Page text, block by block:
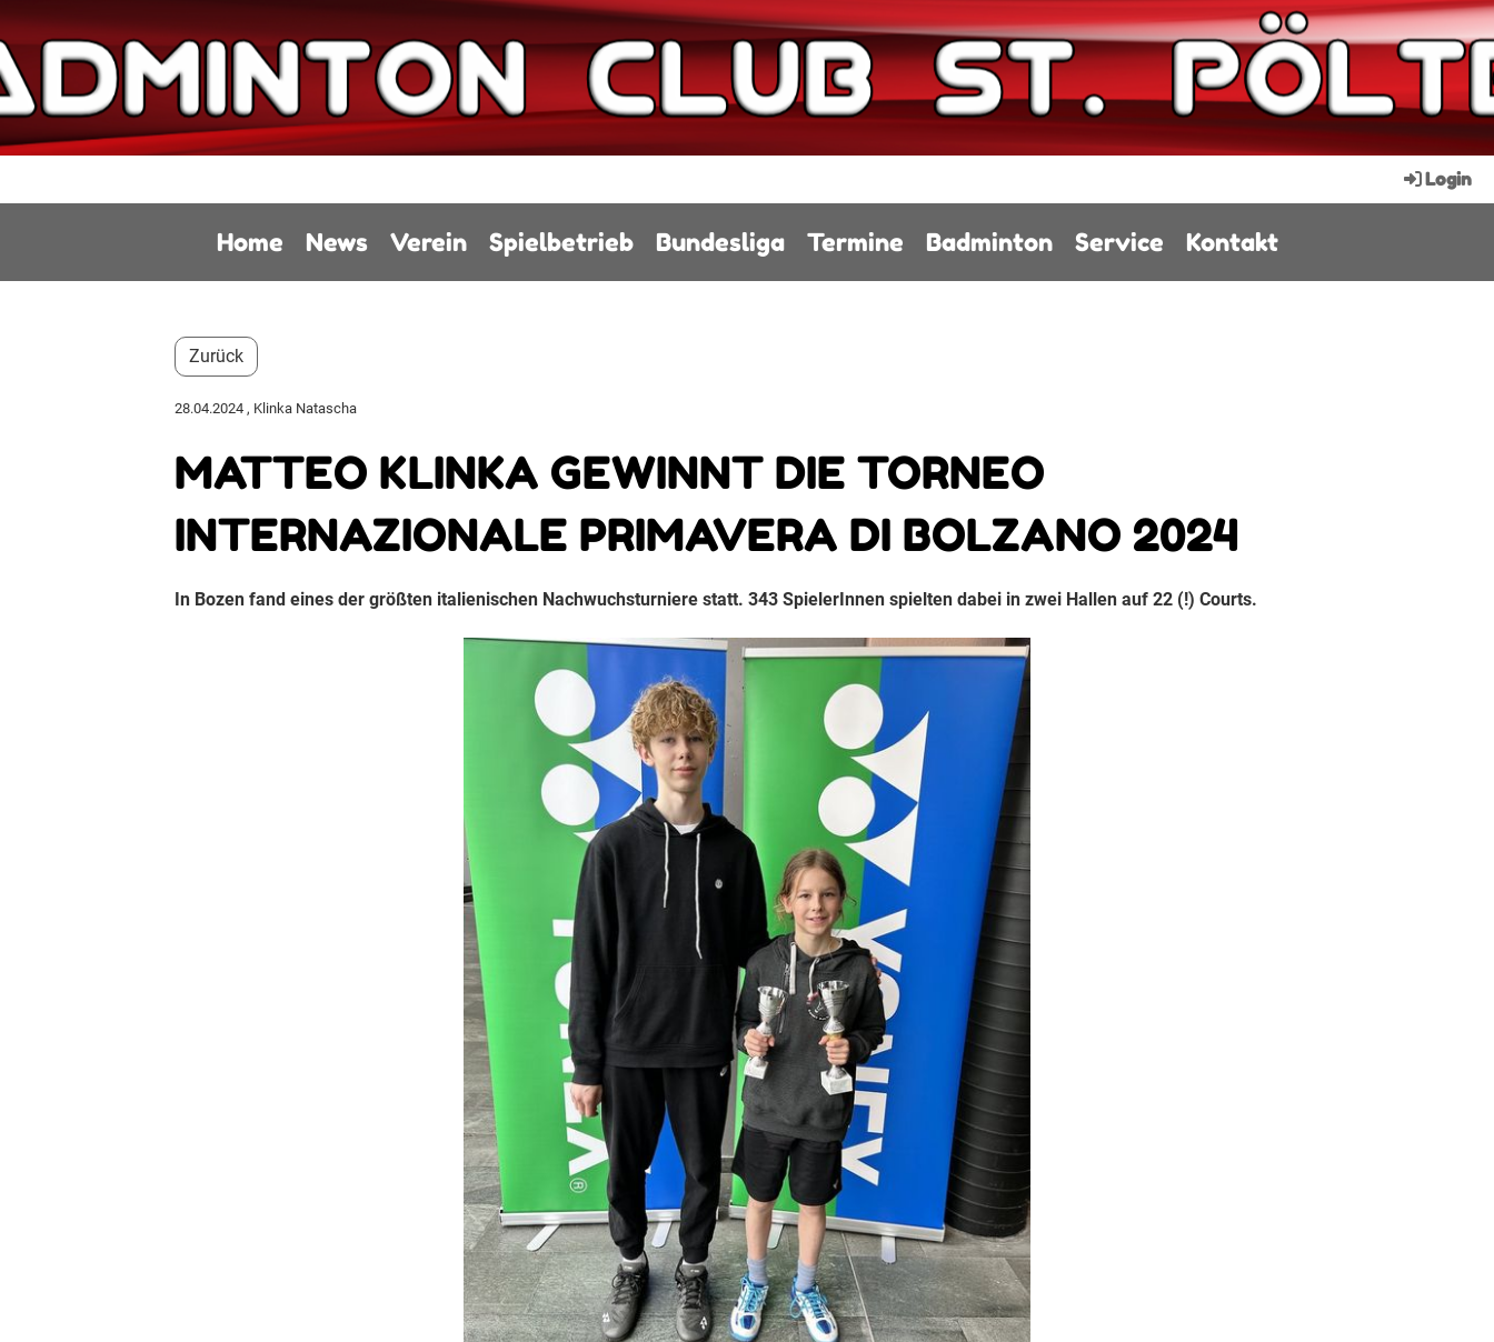
Login
Home News Verein Spielbetrieb Bundesliga Termine Badminton Service Kontakt
Zurück
28.04.2024 , Klinka Natascha
MATTEO KLINKA GEWINNT DIE TORNEO
INTERNAZIONALE PRIMAVERA DI BOLZANO 2024
In Bozen fand eines der größten italienischen Nachwuchsturniere statt. 343 SpielerInnen spielten dabei in zwei Hallen auf 22 (!) Courts.